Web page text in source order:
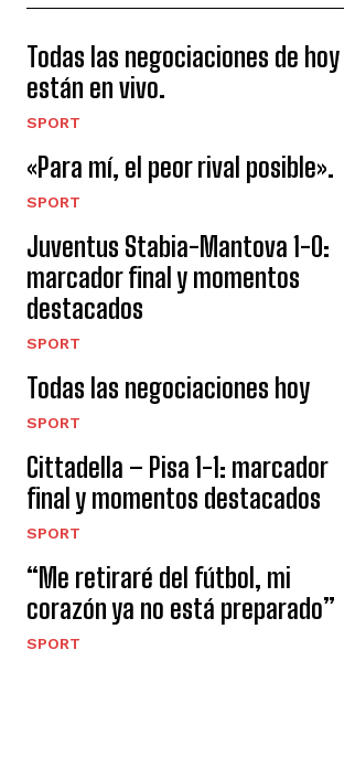
Todas las negociaciones de hoy
están en vivo.
SPORT
«Para mí, el peor rival posible».
SPORT
Juventus Stabia-Mantova 1-0:
marcador final y momentos
destacados
SPORT
Todas las negociaciones hoy
SPORT
Cittadella – Pisa 1-1: marcador
final y momentos destacados
SPORT
“Me retiraré del fútbol, ​​mi
corazón ya no está preparado”
SPORT